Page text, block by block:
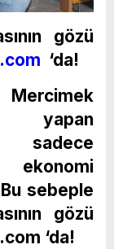
gözü
‘da!
yapan
sadece
ekonomi
Bu sebeple
gözü
‘da!